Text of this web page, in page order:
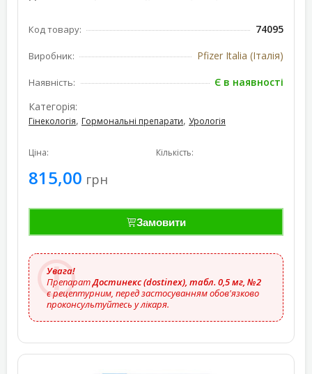
Код товару: 74095
Виробник: Pfizer Italia (Італія)
Наявність:
Є в наявності
Категорія:
Гінекологія, Гормональні препарати, Урологія
Ціна:
815,00 грн
Кількість:
Замовити
Увага!
ПрепаратДостинекс (dostinex), табл. 0,5 мг, №2
є рецептурним, перед застосуванням обов'язково
проконсультуйтесь у лікаря.